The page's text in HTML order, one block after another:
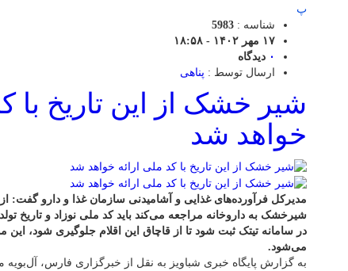
پ
شناسه : 5983
۱۷ مهر ۱۴۰۲ - ۱۸:۵۸
۰ دیدگاه
ارسال توسط : پناهی
شیر خشک از این تاریخ با
خواهد شد
شیرخشک به داروخانه مراجعه می‌کند باید کد ملی نوزاد و تاریخ
در سامانه تیتک ثبت شود تا از قاچاق این اقلام جلوگیری شود،
می‌شود.
به گزارش پایگاه خبری شباویز به نقل از خبرگزاری فارس، آل‌بویه